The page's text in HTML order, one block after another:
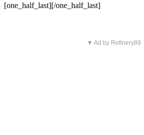
[one_half_last][/one_half_last]
▼ Ad by Refinery89